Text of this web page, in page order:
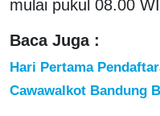
mulai pukul 08.00
Baca Juga :
Hari Pertama
Cawawalkot Bandung